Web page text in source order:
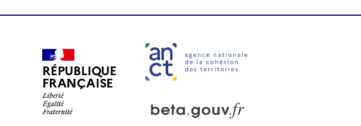
RÉPUBLIQUE
FRANÇAISE
Ouverture dans un nouvel onglet